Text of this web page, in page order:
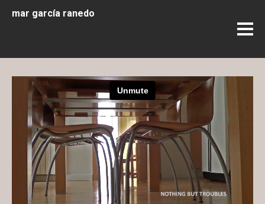
mar garcía ranedo